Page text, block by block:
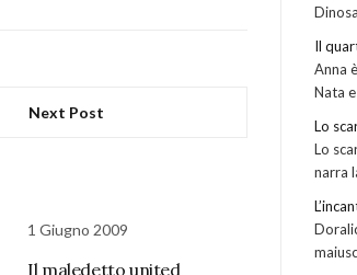
Next Post
1 Giugno 2009
Il maledetto united
Il
Anna
Nata
Lo
Lo
narra